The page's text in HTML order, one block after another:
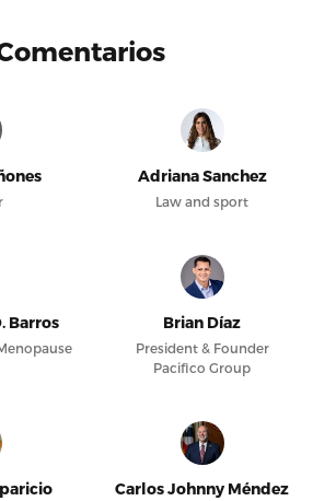
Adriana Sanchez
Law and sport
Barros Brian Díaz
President & Founder
Pacifico Group
Carlos Johnny Méndez